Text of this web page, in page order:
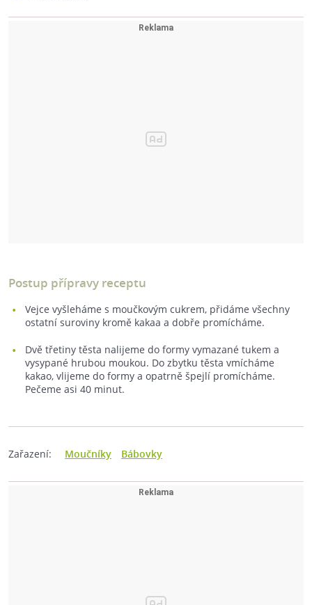
Postup přípravy receptu
Vejce vyšleháme s moučkovým cukrem, přidáme všechny
ostatní suroviny kromě kakaa a dobře promícháme.
Dvě třetiny těsta nalijeme do formy vymazané tukem a
vysypané hrubou moukou. Do zbytku těsta vmícháme
kakao, vlijeme do formy a opatrně špejlí promícháme.
Pečeme asi 40 minut.
Zařazení: Moučníky Bábovky